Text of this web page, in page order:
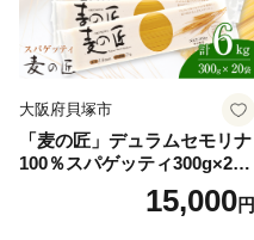
大阪府貝塚市
「麦の匠」デュラムセモリナ
100％スパゲッティ300g×20
袋/パスタ 国産 貝塚産 麺 も
ちもち 大阪府貝塚市15,000円